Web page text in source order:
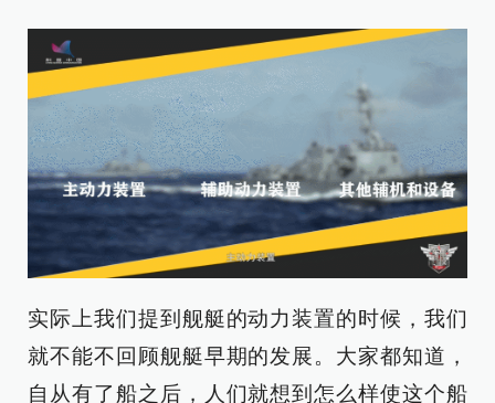
实际上我们提到舰艇的动力装置的时候，我们
就不能不回顾舰艇早期的发展。大家都知道，
自从有了船之后，人们就想到怎么样使这个船